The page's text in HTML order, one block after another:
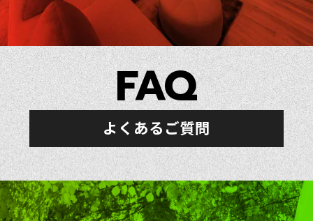
FAQ
よくあるご質問